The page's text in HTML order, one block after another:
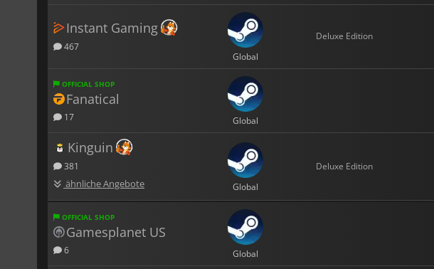
Instant Gaming
467
Global
Deluxe Edition
OFFICIAL SHOP
Fanatical
17 Global
Kinguin
381
ähnliche Angebote Global
Deluxe Edition
OFFICIAL SHOP
Gamesplanet US
6 Global